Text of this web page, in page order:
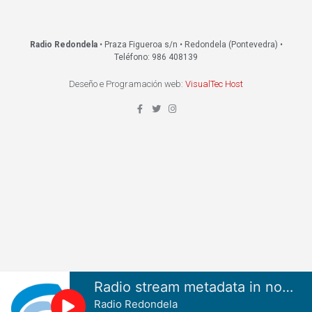
Radio Redondela• Praza Figueroa s/n • Redondela (Pontevedra) •
Teléfono: 986 408139
Deseño e Programación web: VisualTec Host
Radio stream metadata in not available.
Radio Redondela